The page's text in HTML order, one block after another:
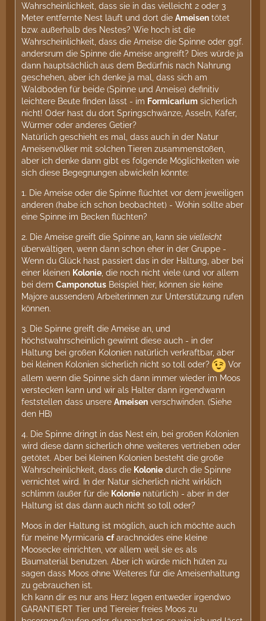
Wahrscheinlichkeit, dass sie in das vielleicht 2 oder 3
Meter entfernte Nest läuft und dort die Ameisen tötet
bzw. außerhalb des Nestes? Wie hoch ist die
Wahrscheinlichkeit, dass die Ameise die Spinne oder ggf.
andersrum die Spinne die Ameise angreift? Dies würde ja
dann hauptsächlich aus dem Bedürfnis nach Nahrung
geschehen, aber ich denke ja mal, dass sich am
Waldboden für beide (Spinne und Ameise) definitiv
leichtere Beute finden lässt - im Formicarium sicherlich
nicht! Oder hast du dort Springschwänze, Asseln, Käfer,
Würmer oder anderes Getier?
Natürlich geschieht es mal, dass auch in der Natur
Ameisenvölker mit solchen Tieren zusammenstoßen,
aber ich denke dann gibt es folgende Möglichkeiten wie
sich diese Begegnungen abwickeln könnte:
1. Die Ameise oder die Spinne flüchtet vor dem jeweiligen
anderen (habe ich schon beobachtet) - Wohin sollte aber
eine Spinne im Becken flüchten?
2. Die Ameise greift die Spinne an, kann sie vielleicht
überwältigen, wenn dann schon eher in der Gruppe -
Wenn du Glück hast passiert das in der Haltung, aber bei
einer kleinen Kolonie , die noch nicht viele (und vor allem
bei dem Camponotus Beispiel hier, können sie keine
Majore aussenden) Arbeiterinnen zur Unterstützung rufen
können.
3. Die Spinne greift die Ameise an, und
höchstwahrscheinlich gewinnt diese auch - in der
Haltung bei großen Kolonien natürlich verkraftbar, aber
bei kleinen Kolonien sicherlich nicht so toll oder?
Vor
allem wenn die Spinne sich dann immer wieder im Moos
verstecken kann und wir als Halter dann irgendwann
feststellen dass unsere Ameisen verschwinden. (Siehe
den HB)
4. Die Spinne dringt in das Nest ein, bei großen Kolonien
wird diese dann sicherlich ohne weiteres vertrieben oder
getötet. Aber bei kleinen Kolonien besteht die große
Wahrscheinlichkeit, dass die Kolonie durch die Spinne
vernichtet wird. In der Natur sicherlich nicht wirklich
schlimm (außer für die Kolonie natürlich) - aber in der
Haltung ist das dann auch nicht so toll oder?
Moos in der Haltung ist möglich, auch ich möchte auch
für meine Myrmicaria cfarachnoides eine kleine
Moosecke einrichten, vor allem weil sie es als
Baumaterial benutzen. Aber ich würde mich hüten zu
sagen dass Moos ohne Weiteres für die Ameisenhaltung
zu gebrauchen ist.
Ich kann dir es nur ans Herz legen entweder irgendwo
GARANTIERT Tier und Tiereier freies Moos zu